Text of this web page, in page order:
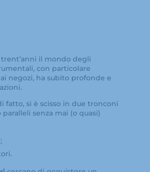
il mondo degli
con particolare
negozi, ha subito profonde e
fatto, si è scisso in due tronconi
senza mai (o quasi)